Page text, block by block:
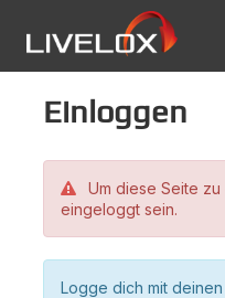
Einloggen
Um diese Seite
eingeloggt sein.
Logge dich mit